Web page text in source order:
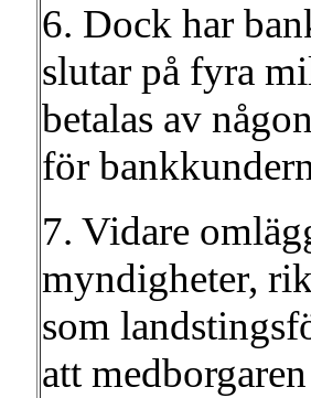
6. Dock har
slutar på fyra
betalas av
för
7. Vidare
myndigheter,
som
att